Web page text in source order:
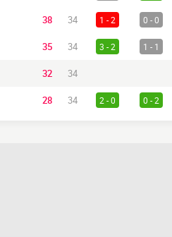
38 34 1 - 2 0 - 0
35 34 3 - 2 1 - 1
32 34
28 34 2 - 0 0 - 2